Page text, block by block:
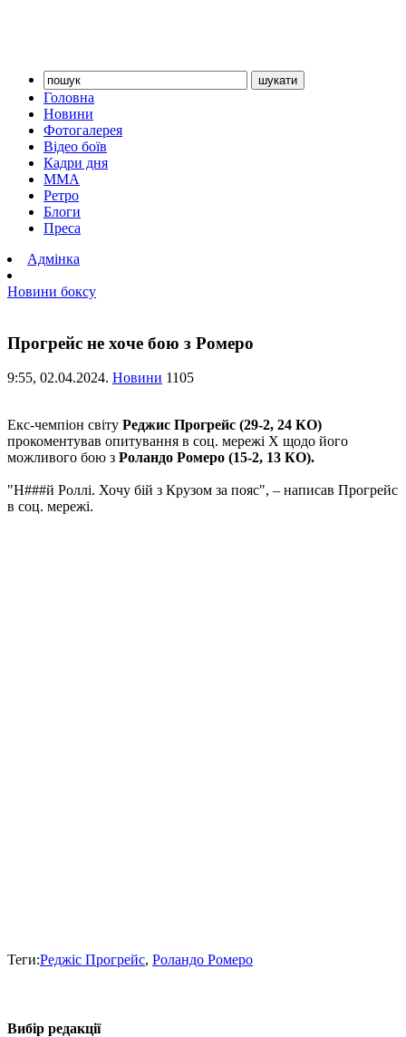
Головна
Новини
Фотогалерея
Відео боїв
Кадри дня
ММА
Ретро
Блоги
Преса
Адмінка
Новини боксу
Прогрейс не хоче бою з Ромеро
9:55, 02.04.2024. Новини 1105
Екс-чемпіон світу Реджис Прогрейс (29-2, 24 КО)
прокоментував опитування в соц. мережі Х щодо його
можливого бою з Роландо Ромеро (15-2, 13 КО).
"Н###й Роллі. Хочу бій з Крузом за пояс", – написав Прогрейс
в соц. мережі.
Теги:Реджіс Прогрейс, Роландо Ромеро
Вибір редакції